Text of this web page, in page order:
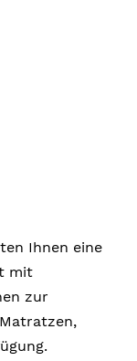
Ihnen eine
mit
zur